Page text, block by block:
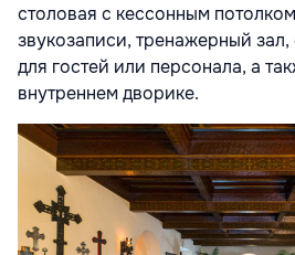
столовая с кессонным
звукозаписи, тренажерный
для гостей или персонала, а
внутреннем дворике.